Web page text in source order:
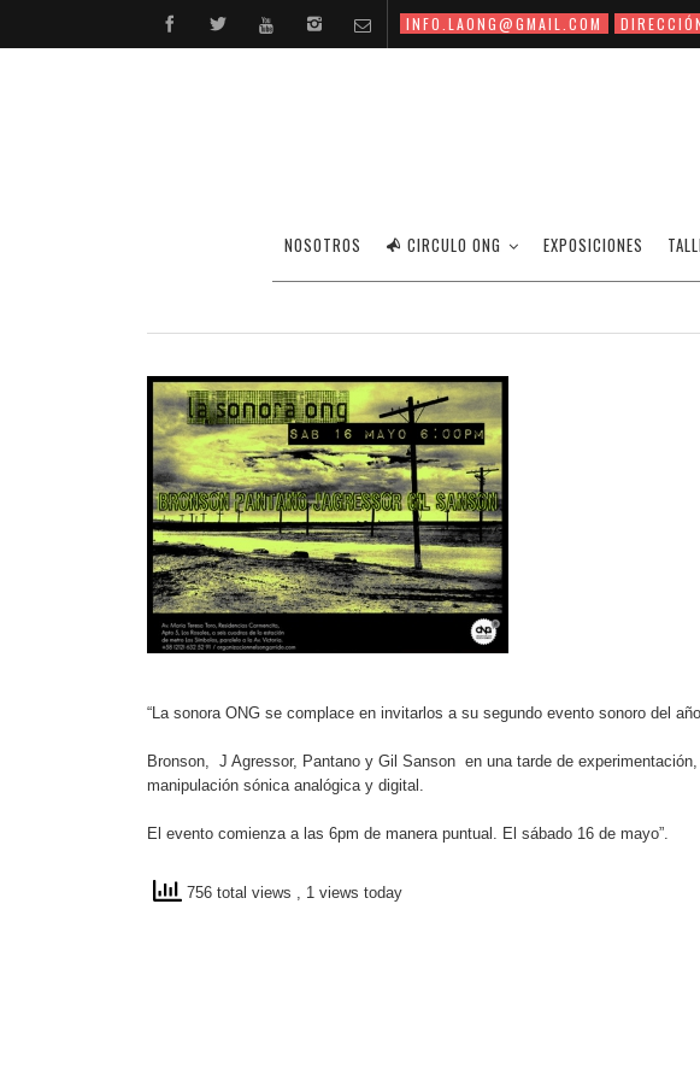
INFO.LAONG@GMAIL.COM
NOSOTROS CIRCULO ONG EXPOSICIONES
07/05/
“La sonora ONG se complace en invitarlos a su segundo evento sonoro del
Bronson, J Agressor, Pantano y Gil Sanson en una tarde de
manipulación sónica analógica y digital.
El evento comienza a las 6pm de manera puntual. El sábado 16 de mayo”.
756 total views , 1 views today